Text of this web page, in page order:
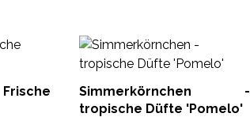
Simmerkörnchen -
tropische Düfte 'Pomelo'